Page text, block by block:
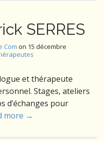
SERRES
Com on 15 décembre
et thérapeute
Stages, ateliers
d’échanges pour
more →